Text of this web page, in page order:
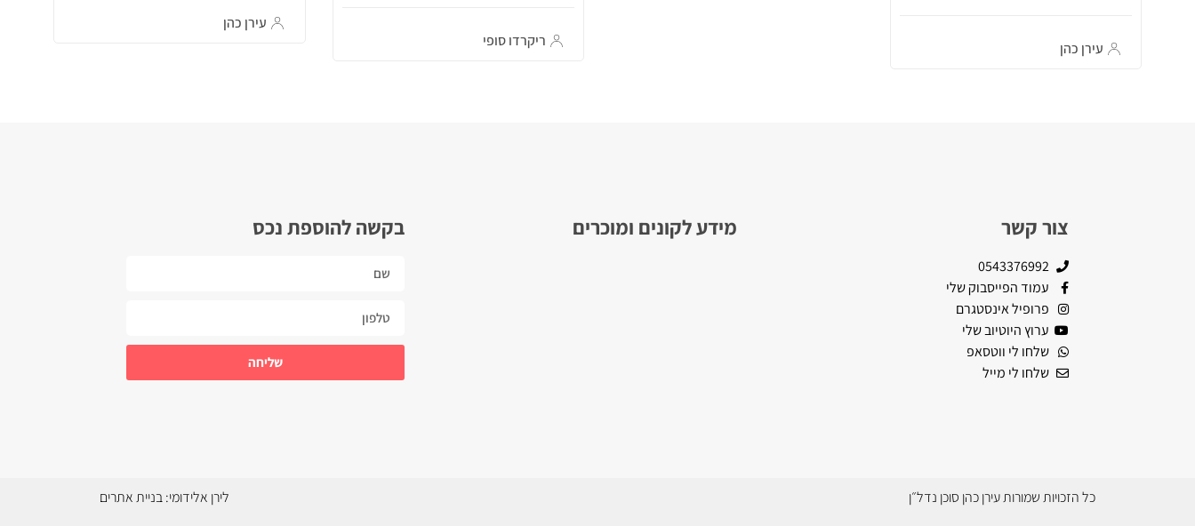
עירן כהן ריקרדו סופי
עירן כהן
צור קשר
0543376992
עמוד הפייסבוק שלי
פרופיל אינסטגרם
ערוץ היוטיוב שלי
שלחו לי ווטסאפ
שלחו לי מייל
מידע לקונים ומוכרים בקשה להוספת נכס
שליחה
כל הזכויות שמורות עירן כהן סוכן נדל״ן לירן אלידומי:בניית אתרים